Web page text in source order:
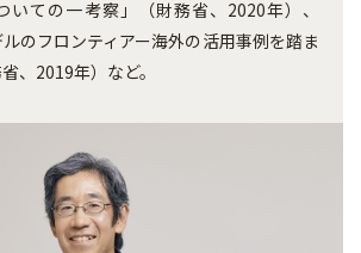
いての一考察」（財務省、2020年）、
ルのフロンティアー海外の活用事例を踏ま
、2019年）など。